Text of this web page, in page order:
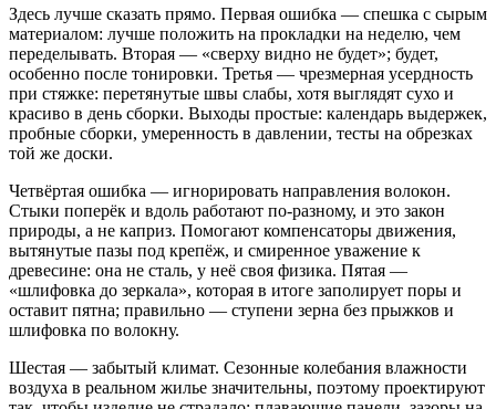
Здесь лучше сказать прямо. Первая ошибка — спешка с сырым
материалом: лучше положить на прокладки на неделю, чем
переделывать. Вторая — «сверху видно не будет»; будет,
особенно после тонировки. Третья — чрезмерная усердность
при стяжке: перетянутые швы слабы, хотя выглядят сухо и
красиво в день сборки. Выходы простые: календарь выдержек,
пробные сборки, умеренность в давлении, тесты на обрезках
той же доски.
Четвёртая ошибка — игнорировать направления волокон.
Стыки поперёк и вдоль работают по‑разному, и это закон
природы, а не каприз. Помогают компенсаторы движения,
вытянутые пазы под крепёж, и смиренное уважение к
древесине: она не сталь, у неё своя физика. Пятая —
«шлифовка до зеркала», которая в итоге заполирует поры и
оставит пятна; правильно — ступени зерна без прыжков и
шлифовка по волокну.
Шестая — забытый климат. Сезонные колебания влажности
воздуха в реальном жилье значительны, поэтому проектируют